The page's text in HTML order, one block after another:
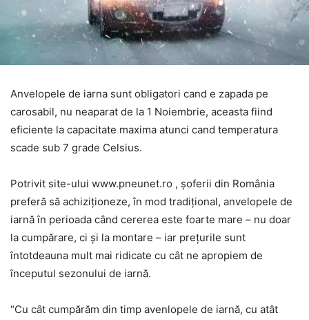
Anvelopele de iarna sunt obligatori cand e zapada pe
carosabil, nu neaparat de la 1 Noiembrie, aceasta fiind
eficiente la capacitate maxima atunci cand temperatura
scade sub 7 grade Celsius.
Potrivit site-ului www.pneunet.ro , şoferii din România
preferă să achiziţioneze, în mod tradiţional, anvelopele de
iarnă în perioada când cererea este foarte mare – nu doar
la cumpărare, ci şi la montare – iar preţurile sunt
întotdeauna mult mai ridicate cu cât ne apropiem de
începutul sezonului de iarnă.
“Cu cât cumpărăm din timp avenlopele de iarnă, cu atât